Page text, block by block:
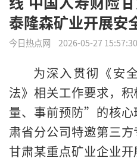
泰隆森矿业开展安
今日热点网 2026-05-27 15:57:30
为深入贯彻《安
法》相关工作要求，
量、事前预防”的核心
肃省分公司特邀第三
甘肃某重点矿业企业